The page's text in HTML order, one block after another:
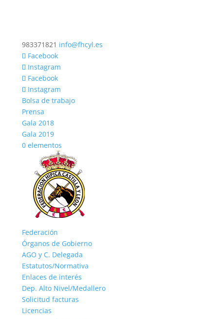
983371821 info@fhcyl.es
Facebook
Instagram
Facebook
Instagram
Bolsa de trabajo
Prensa
Gala 2018
Gala 2019
0 elementos
Federación
Órganos de Gobierno
AGO y C. Delegada
Estatutos/Normativa
Enlaces de interés
Dep. Alto Nivel/Medallero
Solicitud facturas
Licencias